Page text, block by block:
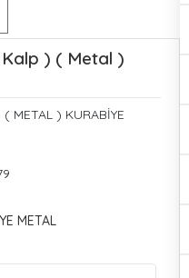
) ( Metal )
METAL ) KURABİYE
METAL